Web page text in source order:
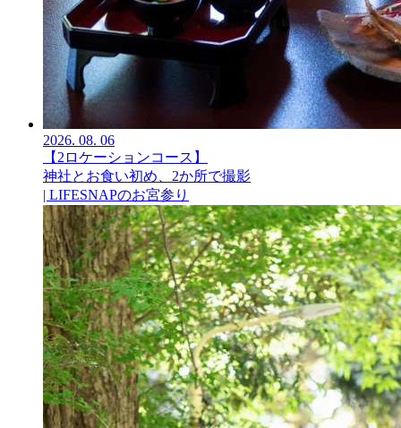
2026. 08. 06
【2ロケーションコース】
神社とお食い初め、2か所で撮影
| LIFESNAPのお宮参り